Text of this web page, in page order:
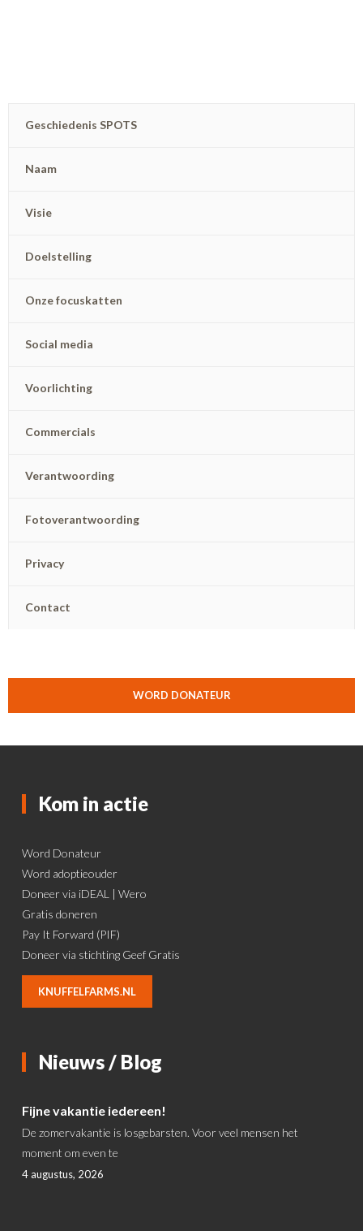
Geschiedenis SPOTS
Naam
Visie
Doelstelling
Onze focuskatten
Social media
Voorlichting
Commercials
Verantwoording
Fotoverantwoording
Privacy
Contact
WORD DONATEUR
Kom in actie
Word Donateur
Word adoptieouder
Doneer via iDEAL | Wero
Gratis doneren
Pay It Forward (PIF)
Doneer via stichting Geef Gratis
KNUFFELFARMS.NL
Nieuws / Blog
Fijne vakantie iedereen!
De zomervakantie is losgebarsten. Voor veel mensen het
moment om even te
4 augustus, 2026